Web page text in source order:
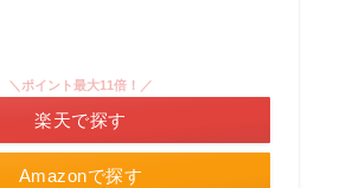
Amazonで探す
＼ポイント最大11倍！／
楽天で探す